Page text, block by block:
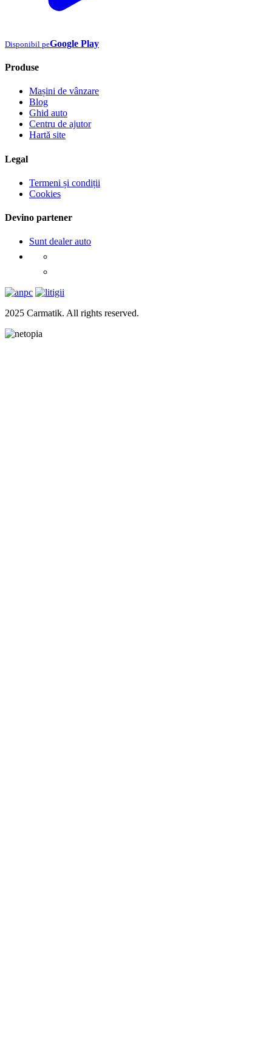
Disponibil peGoogle Play
Produse
Mașini de vânzare
Blog
Ghid auto
Centru de ajutor
Hartă site
Legal
Termeni și condiții
Cookies
Devino partener
Sunt dealer auto
2025 Carmatik. All rights reserved.